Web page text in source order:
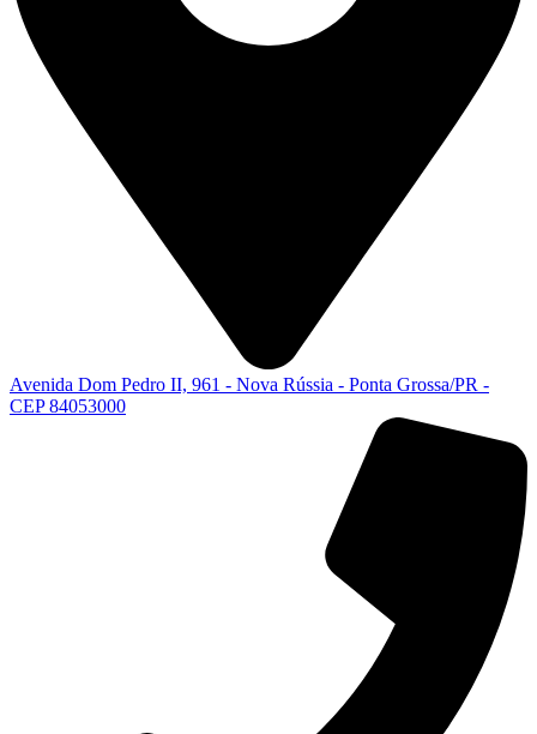
Avenida Dom Pedro II, 961 - Nova Rússia - Ponta Grossa/PR -
CEP 84053000